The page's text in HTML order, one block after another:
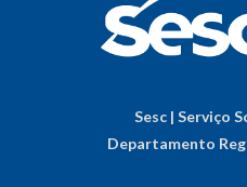
Sesc | Serviço
Departamento